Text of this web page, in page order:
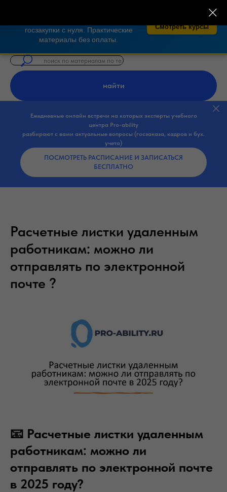
×
госзакупки с нуля. Практические
материалы без оплаты.
Смотреть курсы
найти
Ежедневные онлайн встречи на которых эксперты учебного
центра Pro-ability
разбирают с вами актуальные вопросы (госзаказа, кадров и бух.
учета)
ПОСМОТРЕТЬ РАСПИСАНИЕ И ЗАПИСАТЬСЯ
БЕСПЛАТНО
Расчетные листки удаленным
работникам: можно ли
отправлять по электронной
почте ?
📧 Расчетные листки удаленным
работникам: можно ли
отправлять по электронной почте
в 2025 году?